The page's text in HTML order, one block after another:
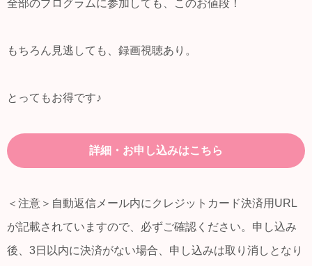
全部のプログラムに参加しても、このお値段！
もちろん見逃しても、録画視聴あり。
とってもお得です♪
詳細・お申し込みはこちら
＜注意＞自動返信メール内にクレジットカード決済用URL
が記載されていますので、必ずご確認ください。申し込み
後、3日以内に決済がない場合、申し込みは取り消しとなり